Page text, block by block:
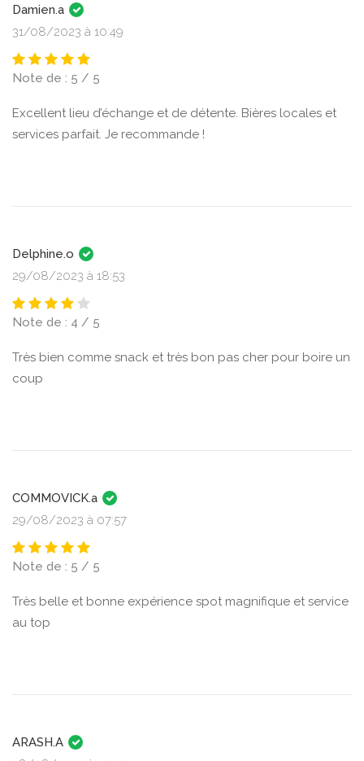
Damien.a
31/08/2023 à 10:49
Note de : 5 / 5
Excellent lieu d’échange et de détente. Bières locales et
services parfait. Je recommande !
Delphine.o
29/08/2023 à 18:53
Note de : 4 / 5
Très bien comme snack et très bon pas cher pour boire un
coup
COMMOVICK.a
29/08/2023 à 07:57
Note de : 5 / 5
Très belle et bonne expérience spot magnifique et service
au top
ARASH.A